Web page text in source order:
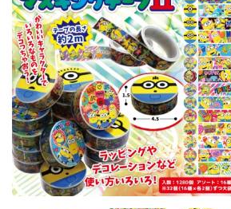
入荷スケジュールをチェック
カプセルトイマシン本体
カプセルトイ
販促用空カプセル
レンタル